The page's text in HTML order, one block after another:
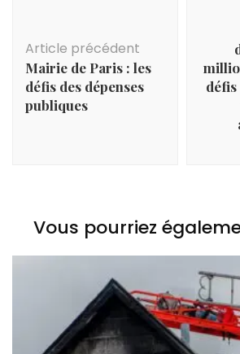
Article précédent
Mairie de Paris : les
défis des dépenses
publiques
défis
Vous pourriez